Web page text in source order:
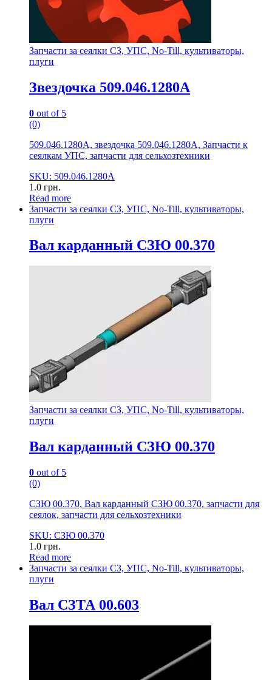
Запчасти за сеялки СЗ, УПС, No-Till, культиваторы,
плуги
Звездочка 509.046.1280А
0 out of 5
(0)
509.046.1280А, звездочка 509.046.1280А, Запчасти к
сеялкам УПС, запчасти для сельхозтехники
SKU: 509.046.1280А
1.0 грн.
Read more
Запчасти за сеялки СЗ, УПС, No-Till, культиваторы,
плуги
Вал карданный СЗЮ 00.370
Запчасти за сеялки СЗ, УПС, No-Till, культиваторы,
плуги
Вал карданный СЗЮ 00.370
0 out of 5
(0)
СЗЮ 00.370, Вал карданный СЗЮ 00.370, запчасти для
сеялок, запчасти для сельхозтехники
SKU: СЗЮ 00.370
1.0 грн.
Read more
Запчасти за сеялки СЗ, УПС, No-Till, культиваторы,
плуги
Вал СЗТА 00.603